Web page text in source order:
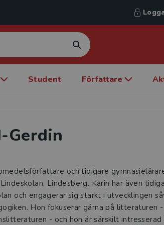
Student Författare
Gerdin
och tidigare
Lindesberg. Karin har även
och engagerar sig starkt i utvecklingen
Hon fokuserar gärna på litteraturen
- och hon är särskilt intresserad